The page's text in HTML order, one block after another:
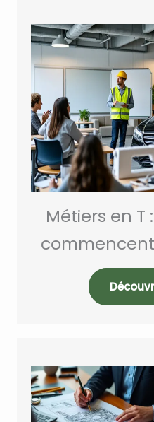
Métiers en T
commencent